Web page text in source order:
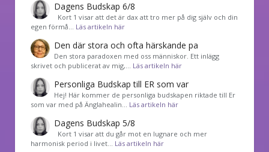
Dagens Budskap 6/8
Kort 1 visar att det är dax att tro mer på dig själv och din
egen förmå… Läs artikeln här
Den där stora och ofta härskande pa
Den stora paradoxen med oss människor. Ett inlägg
skrivet och publicerat av mig,… Läs artikeln här
Personliga Budskap till ER som var
Hej! Här kommer de personliga budskapen riktade till Er
som var med på Änglahealin… Läs artikeln här
Dagens Budskap 5/8
Kort 1 visar att du går mot en lugnare och mer
harmonisk period i livet… Läs artikeln här